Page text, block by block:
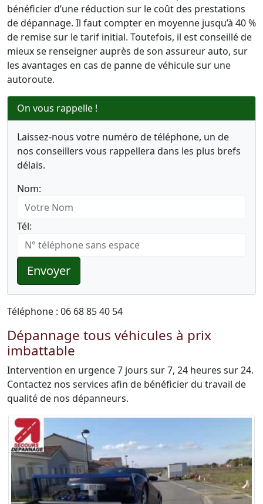
bénéficier d’une réduction sur le coût des prestations
de dépannage. Il faut compter en moyenne jusqu’à 40 %
de remise sur le tarif initial. Toutefois, il est conseillé de
mieux se renseigner auprès de son assureur auto, sur
les avantages en cas de panne de véhicule sur une
autoroute.
On vous rappelle !
Laissez-nous votre numéro de téléphone, un de
nos conseillers vous rappellera dans les plus brefs
délais.
Nom:
Tél:
Envoyer
Téléphone : 06 68 85 40 54
Dépannage tous véhicules à prix
imbattable
Intervention en urgence 7 jours sur 7, 24 heures sur 24.
Contactez nos services afin de bénéficier du travail de
qualité de nos dépanneurs.